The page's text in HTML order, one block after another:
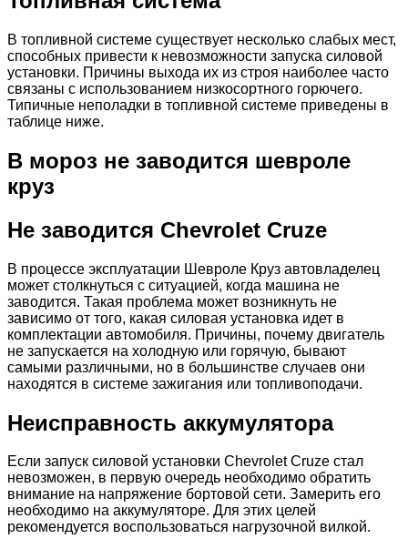
В топливной системе существует несколько слабых мест,
способных привести к невозможности запуска силовой
установки. Причины выхода их из строя наиболее часто
связаны с использованием низкосортного горючего.
Типичные неполадки в топливной системе приведены в
таблице ниже.
В мороз не заводится шевроле
круз
Не заводится Chevrolet Cruze
В процессе эксплуатации Шевроле Круз автовладелец
может столкнуться с ситуацией, когда машина не
заводится. Такая проблема может возникнуть не
зависимо от того, какая силовая установка идет в
комплектации автомобиля. Причины, почему двигатель
не запускается на холодную или горячую, бывают
самыми различными, но в большинстве случаев они
находятся в системе зажигания или топливоподачи.
Неисправность аккумулятора
Если запуск силовой установки Chevrolet Cruze стал
невозможен, в первую очередь необходимо обратить
внимание на напряжение бортовой сети. Замерить его
необходимо на аккумуляторе. Для этих целей
рекомендуется воспользоваться нагрузочной вилкой.